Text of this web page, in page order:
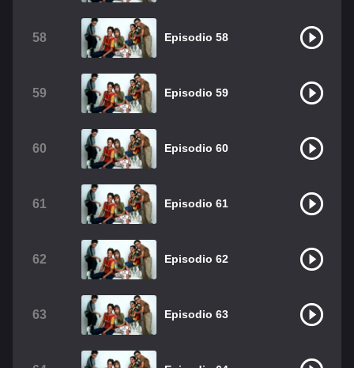
58 Episodio 58
59 Episodio 59
60 Episodio 60
61 Episodio 61
62 Episodio 62
63 Episodio 63